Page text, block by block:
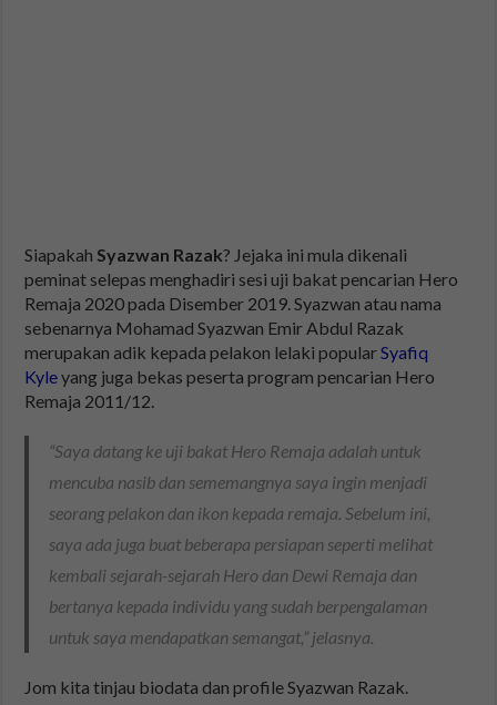
Siapakah Syazwan Razak? Jejaka ini mula dikenali
peminat selepas menghadiri sesi uji bakat pencarian Hero
Remaja 2020 pada Disember 2019. Syazwan atau nama
sebenarnya Mohamad Syazwan Emir Abdul Razak
merupakan adik kepada pelakon lelaki popularSyafiq
Kyleyang juga bekas peserta program pencarian Hero
Remaja 2011/12.
“Saya datang ke uji bakat Hero Remaja adalah untuk
mencuba nasib dan sememangnya saya ingin menjadi
seorang pelakon dan ikon kepada remaja. Sebelum ini,
saya ada juga buat beberapa persiapan seperti melihat
kembali sejarah-sejarah Hero dan Dewi Remaja dan
bertanya kepada individu yang sudah berpengalaman
untuk saya mendapatkan semangat,” jelasnya.
Jom kita tinjau biodata dan profile Syazwan Razak.